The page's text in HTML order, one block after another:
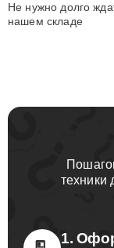
Не нужно долго
нашем складе
техники
1.